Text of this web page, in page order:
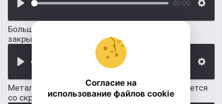
00:00
Большая деревянная дверь открывается,
закрывается со скрипом
Металлическая дверь открывается и закрывается
со скрипом звук
Согласие на
использование файлов cookie